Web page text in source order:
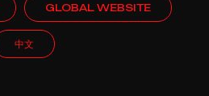
GLOBAL WEBSITE
中文